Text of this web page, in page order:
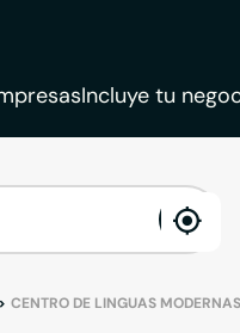
Incluye tu
CENTRO DE LINGUAS